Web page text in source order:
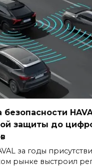
безопасности
защиты до
за годы
рынке выстроил